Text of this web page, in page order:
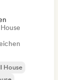
House